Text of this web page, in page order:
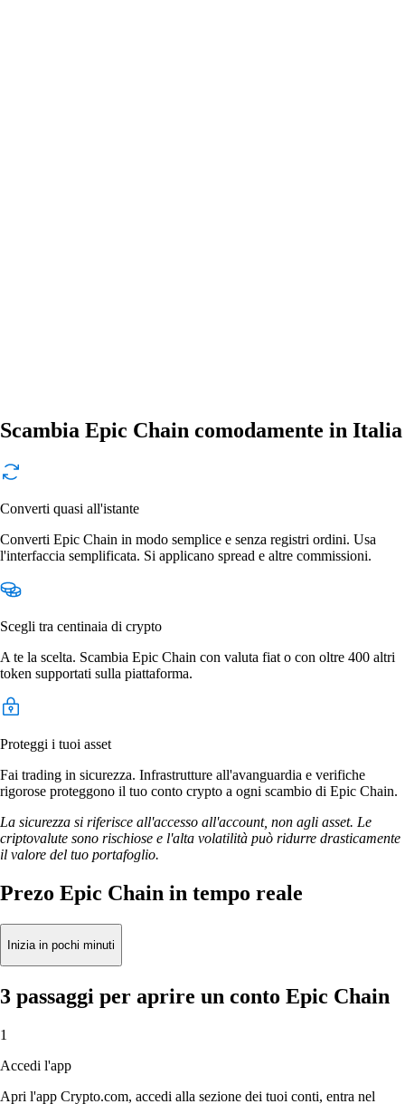
Scambia Epic Chain comodamente in Italia
Converti quasi all'istante
Converti Epic Chain in modo semplice e senza registri ordini. Usa
l'interfaccia semplificata. Si applicano spread e altre commissioni.
Scegli tra centinaia di crypto
A te la scelta. Scambia Epic Chain con valuta fiat o con oltre 400 altri
token supportati sulla piattaforma.
Proteggi i tuoi asset
Fai trading in sicurezza. Infrastrutture all'avanguardia e verifiche
rigorose proteggono il tuo conto crypto a ogni scambio di Epic Chain.
La sicurezza si riferisce all'accesso all'account, non agli asset. Le
criptovalute sono rischiose e l'alta volatilità può ridurre drasticamente
il valore del tuo portafoglio.
Prezo Epic Chain in tempo reale
Inizia in pochi minuti
3 passaggi per aprire un conto Epic Chain
1
Accedi l'app
Apri l'app Crypto.com, accedi alla sezione dei tuoi conti, entra nel